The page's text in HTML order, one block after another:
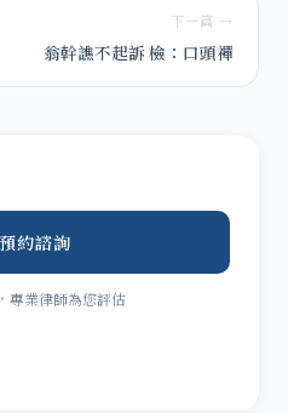
下一篇 →
翁幹譙不起訴 檢：口頭禪
約諮詢
專業律師為您評估